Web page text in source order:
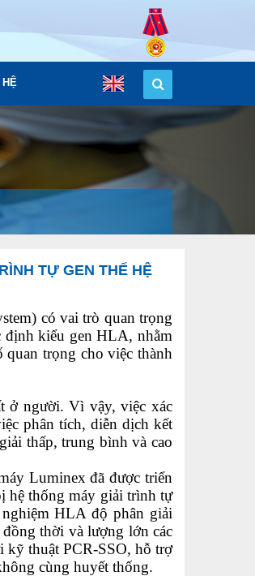
HỆ
TỰ GEN THẾ HỆ
có vai trò quan trọng
định kiểu gen HLA, nhằm
trọng cho việc thành
người. Vì vậy, việc xác
phân tích, diễn dịch kết
thấp, trung bình và cao
Luminex đã được triển
hệ thống máy giải trình tự
HLA độ phân giải
thời và lượng lớn các
kỹ thuật PCR-SSO, hỗ trợ
cùng huyết thống.